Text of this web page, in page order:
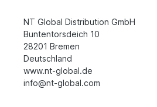
NT Global Distribution GmbH
Buntentorsdeich 10
28201 Bremen
Deutschland
www.nt-global.de
info@nt-global.com